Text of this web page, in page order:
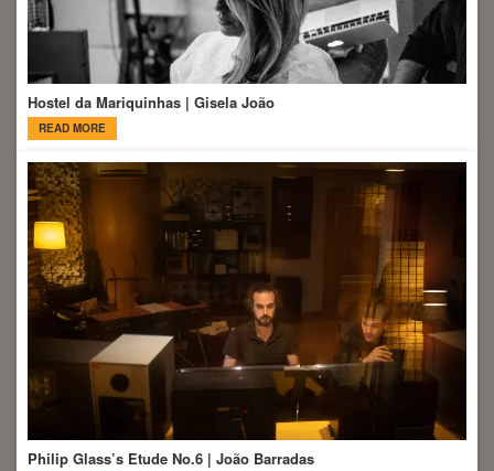
Hostel da Mariquinhas | Gisela João
READ MORE
Philip Glass’s Etude No.6 | João Barradas